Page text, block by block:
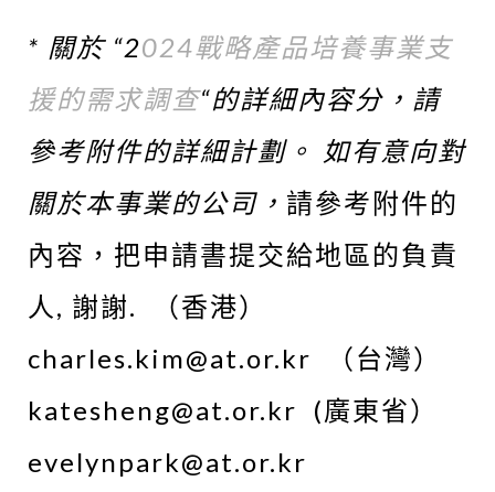
​​* 關於 “2024戰略產品培養事業支
援的需求調查“的詳細內容分，請
參考附件的詳細計劃。 如有意向對
關於本事業的公司， 請參考附件的
內容，把申請書提交給地區的負責
人, 謝謝. （香港）
charles.kim@at.or.kr （台灣）
katesheng@at.or.kr (廣東省）
evelynpark@at.or.kr